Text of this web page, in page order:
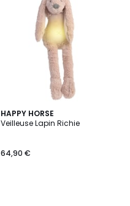
HAPPY HORSE
Veilleuse Lapin Richie
64,90 €